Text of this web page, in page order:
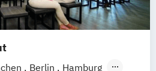
Berlin
Hamburg